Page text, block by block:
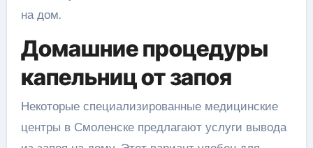
на дом.
Домашние процедуры
капельниц от запоя
Некоторые специализированные медицинские
центры в Смоленске предлагают услуги вывода